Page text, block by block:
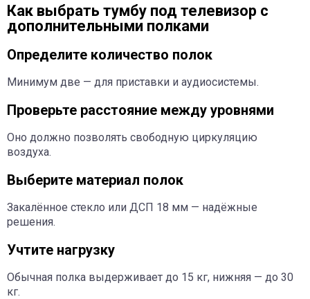
Как выбрать тумбу под телевизор с
дополнительными полками
Определите количество полок
Минимум две — для приставки и аудиосистемы.
Проверьте расстояние между уровнями
Оно должно позволять свободную циркуляцию
воздуха.
Выберите материал полок
Закалённое стекло или ДСП 18 мм — надёжные
решения.
Учтите нагрузку
Обычная полка выдерживает до 15 кг, нижняя — до 30
кг.